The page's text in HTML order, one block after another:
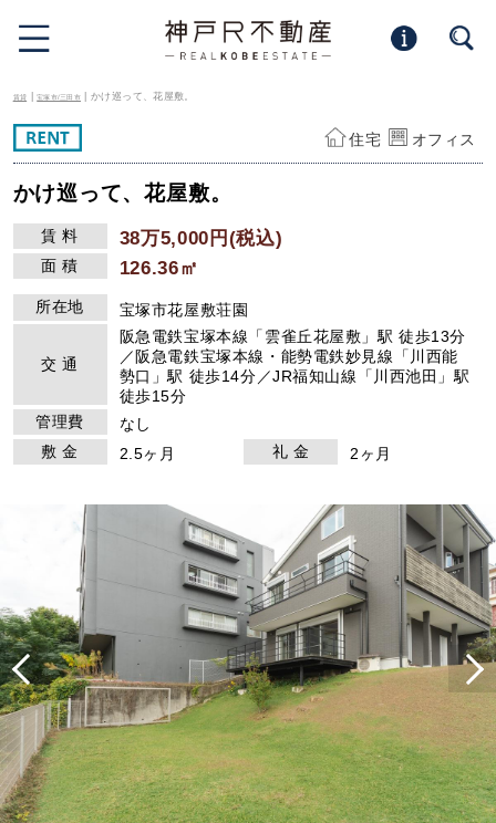
賃貸 |宝塚市/三田市 | かけ巡って、花屋敷。
住宅 オフィス
かけ巡って、花屋敷。
賃 料 38万5,000円(税込)
面 積 126.36㎡
所在地 宝塚市花屋敷荘園
交 通
阪急電鉄宝塚本線「雲雀丘花屋敷」駅 徒歩13分
／阪急電鉄宝塚本線・能勢電鉄妙見線「川西能
勢口」駅 徒歩14分／JR福知山線「川西池田」駅
徒歩15分
管理費
なし
敷 金
2.5ヶ月 礼 金 2ヶ月